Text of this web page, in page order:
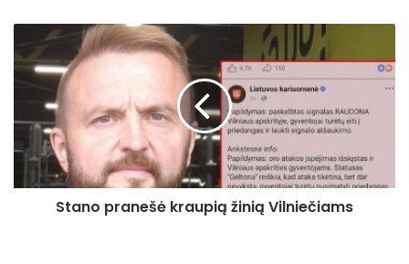
pranešė
kraupią
Vilniečiams
Stano pranešė kraupią žinią Vilniečiams